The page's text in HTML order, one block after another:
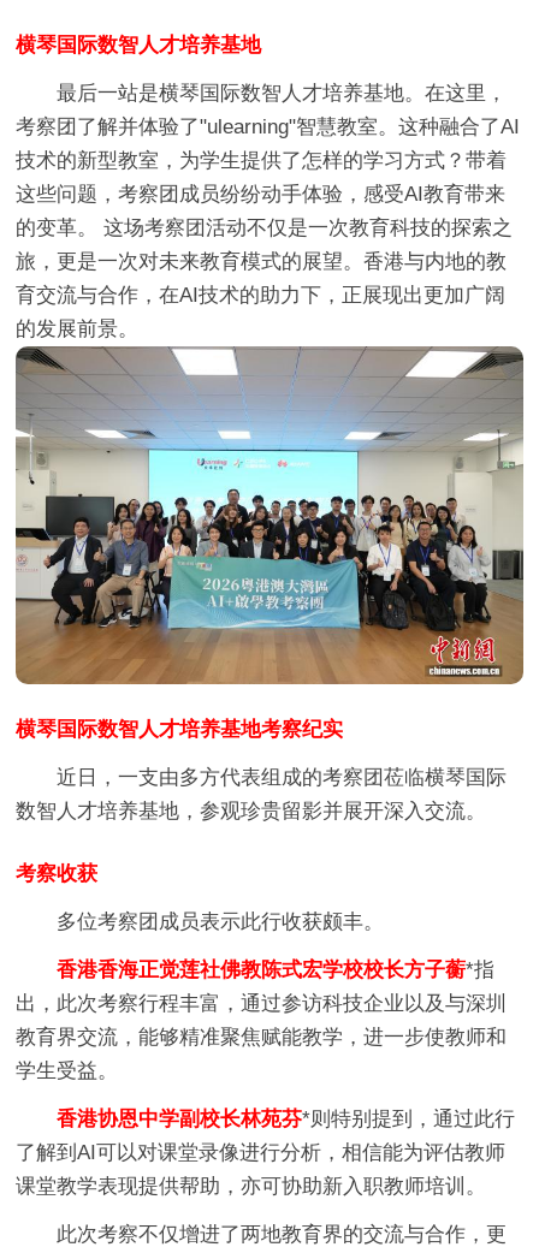
横琴国际数智人才培养基地
最后一站是横琴国际数智人才培养基地。在这里，
考察团了解并体验了"ulearning"智慧教室。这种融合了AI
技术的新型教室，为学生提供了怎样的学习方式？带着
这些问题，考察团成员纷纷动手体验，感受AI教育带来
的变革。 这场考察团活动不仅是一次教育科技的探索之
旅，更是一次对未来教育模式的展望。香港与内地的教
育交流与合作，在AI技术的助力下，正展现出更加广阔
的发展前景。
横琴国际数智人才培养基地考察纪实
近日，一支由多方代表组成的考察团莅临横琴国际
数智人才培养基地，参观珍贵留影并展开深入交流。
考察收获
多位考察团成员表示此行收获颇丰。
香港香海正觉莲社佛教陈式宏学校校长方子蘅*指
出，此次考察行程丰富，通过参访科技企业以及与深圳
教育界交流，能够精准聚焦赋能教学，进一步使教师和
学生受益。
香港协恩中学副校长林苑芬*则特别提到，通过此行
了解到AI可以对课堂录像进行分析，相信能为评估教师
课堂教学表现提供帮助，亦可协助新入职教师培训。
此次考察不仅增进了两地教育界的交流与合作，更